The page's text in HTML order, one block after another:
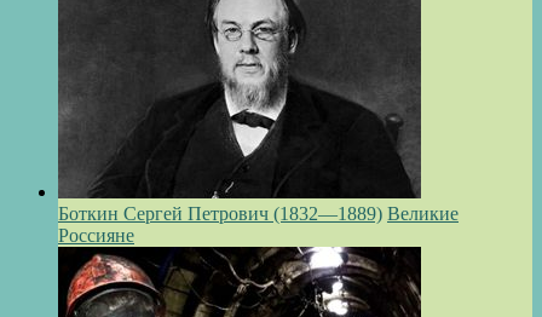
Боткин Сергей Петрович (1832—1889) Великие
Россияне